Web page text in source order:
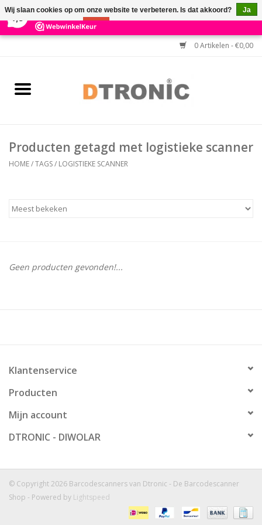
3 Reviews ×
0 Artikelen - €0,00
BARCODESCANNERS
HULP BIJ INSTALLATIE
Producten getagd met logistieke scanner
HOME/TAGS/ LOGISTIEKE SCANNER
Geen producten gevonden!...
Klantenservice
Producten
Mijn account
DTRONIC - DIWOLAR
© Copyright 2026 Barcodescanners van Dtronic - De Barcodescanner
Shop - Powered by Lightspeed
Wij slaan cookies op om onze website te verbeteren. Is dat akkoord?
Ja
Nee